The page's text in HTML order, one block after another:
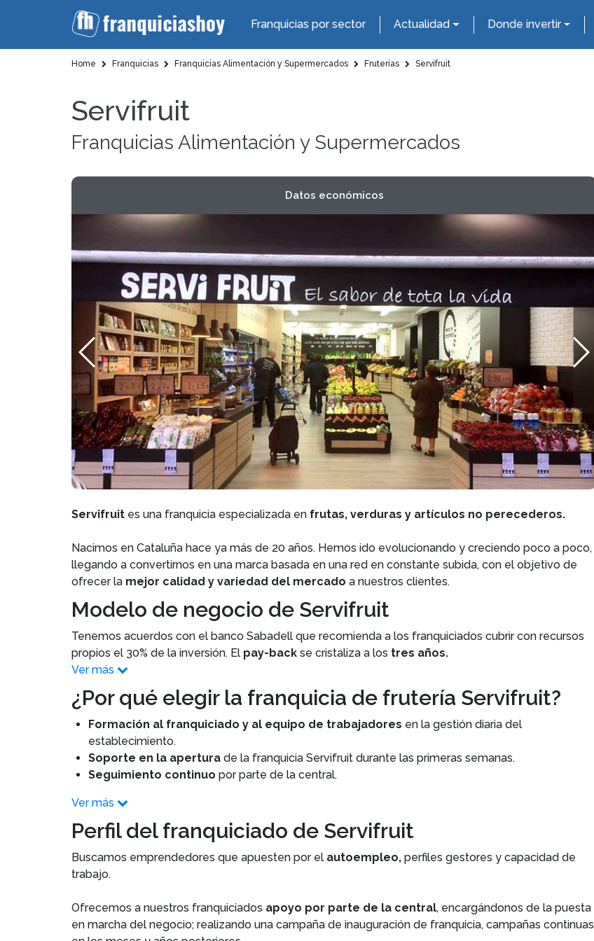
Franquicias por sector Actualidad Donde invertir
Home Franquicias Franquicias Alimentación y Supermercados Fruterías Servifruit
Servifruit
Franquicias Alimentación y Supermercados
Datos económicos
Servifruit es una franquicia especializada en frutas, verduras y artículos no perecederos.
Nacimos en Cataluña hace ya más de 20 años. Hemos ido evolucionando y creciendo poco a poco,
llegando a convertirnos en una marca basada en una red en constante subida, con el objetivo de
ofrecer la mejor calidad y variedad del mercado a nuestros clientes.
Modelo de negocio de Servifruit
Tenemos acuerdos con el banco Sabadell que recomienda a los franquiciados cubrir con recursos
propios el 30% de la inversión. El pay-back se cristaliza a los tres años.
Ver más
¿Por qué elegir la franquicia de frutería Servifruit?
Formación al franquiciado y al equipo de trabajadores en la gestión diaria del
establecimiento.
Soporte en la apertura de la franquicia Servifruit durante las primeras semanas.
Seguimiento continuo por parte de la central.
Ver más
Perfil del franquiciado de Servifruit
Buscamos emprendedores que apuesten por el autoempleo, perfiles gestores y capacidad de
trabajo.
Ofrecemos a nuestros franquiciados apoyo por parte de la central, encargándonos de la puesta
en marcha del negocio; realizando una campaña de inauguración de franquicia, campañas continuas